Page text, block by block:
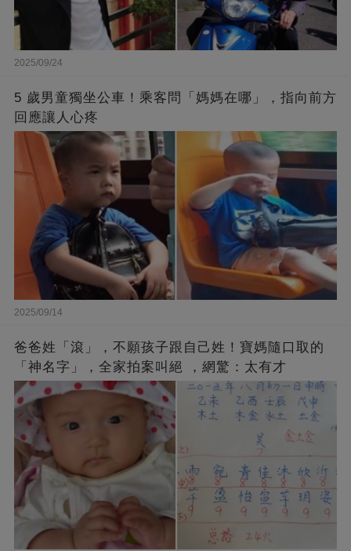
2025/09/24
5 歲男童獨坐公車！乘客問「媽媽在哪」，指向前方
回應讓人心疼
2025/09/14
爸爸姓「滾」，不願孩子跟自己姓！寶媽隨口取的
「神名字」，全家拍案叫絕 ，網驚：太有才